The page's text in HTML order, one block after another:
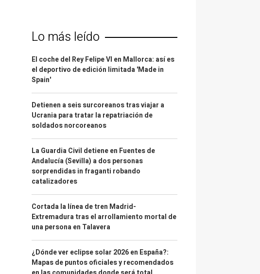
Lo más leído
El coche del Rey Felipe VI en Mallorca: así es
el deportivo de edición limitada 'Made in
Spain'
Detienen a seis surcoreanos tras viajar a
Ucrania para tratar la repatriación de
soldados norcoreanos
La Guardia Civil detiene en Fuentes de
Andalucía (Sevilla) a dos personas
sorprendidas in fraganti robando
catalizadores
Cortada la línea de tren Madrid-
Extremadura tras el arrollamiento mortal de
una persona en Talavera
¿Dónde ver eclipse solar 2026 en España?:
Mapas de puntos oficiales y recomendados